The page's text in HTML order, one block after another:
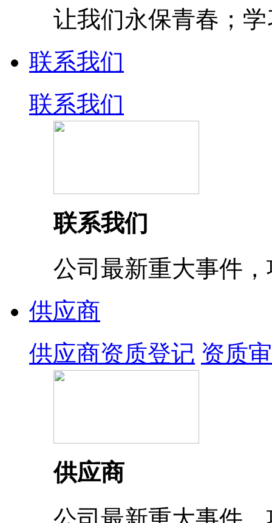
让我们永保青春；
联系我们
联系我们
联系我们
公司最新重大事件
供应商
供应商资质登记 资质
供应商